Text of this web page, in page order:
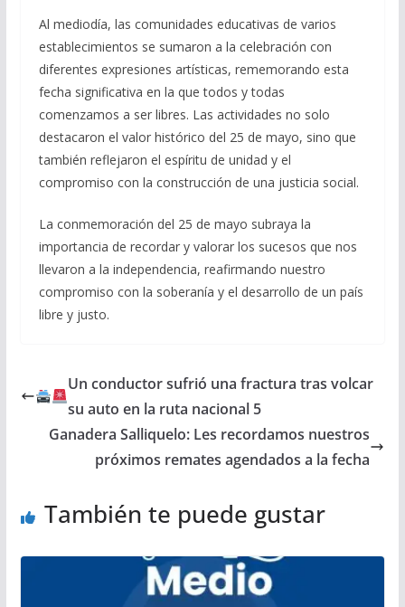
Al mediodía, las comunidades educativas de varios
establecimientos se sumaron a la celebración con
diferentes expresiones artísticas, rememorando esta
fecha significativa en la que todos y todas
comenzamos a ser libres. Las actividades no solo
destacaron el valor histórico del 25 de mayo, sino que
también reflejaron el espíritu de unidad y el
compromiso con la construcción de una justicia social.
La conmemoración del 25 de mayo subraya la
importancia de recordar y valorar los sucesos que nos
llevaron a la independencia, reafirmando nuestro
compromiso con la soberanía y el desarrollo de un país
libre y justo.
Un conductor sufrió una fractura tras volcar
su auto en la ruta nacional 5
Ganadera Salliquelo: Les recordamos nuestros
próximos remates agendados a la fecha
También te puede gustar